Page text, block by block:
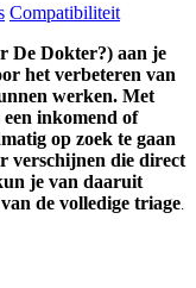
Compatibiliteit
De Dokter?) aan je
het verbeteren van
werken. Met
inkomend of
op zoek te gaan
verschijnen die direct
je van daaruit
de volledige triage